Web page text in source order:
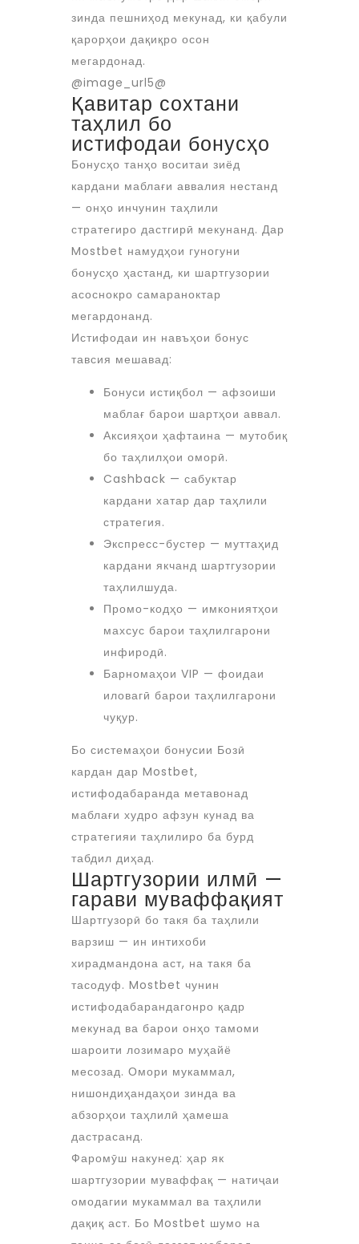
зинда пешниҳод мекунад, ки қабули
қарорҳои дақиқро осон
мегардонад.
@image_url5@
Қавитар сохтани
таҳлил бо
истифодаи бонусҳо
Бонусҳо танҳо воситаи зиёд
кардани маблағи аввалия нестанд
— онҳо инчунин таҳлили
стратегиро дастгирӣ мекунанд. Дар
Mostbet намудҳои гуногуни
бонусҳо ҳастанд, ки шартгузории
асоснокро самараноктар
мегардонанд.
Истифодаи ин навъҳои бонус
тавсия мешавад:
Бонуси истиқбол — афзоиши
маблағ барои шартҳои аввал.
Аксияҳои ҳафтаина — мутобиқ
бо таҳлилҳои оморӣ.
Cashback — сабуктар
кардани хатар дар таҳлили
стратегия.
Экспресс-бустер — муттаҳид
кардани якчанд шартгузории
таҳлилшуда.
Промо-кодҳо — имкониятҳои
махсус барои таҳлилгарони
инфиродӣ.
Барномаҳои VIP — фоидаи
иловагӣ барои таҳлилгарони
чуқур.
Бо системаҳои бонусии Бозӣ
кардан дар Mostbet,
истифодабаранда метавонад
маблағи худро афзун кунад ва
стратегияи таҳлилиро ба бурд
табдил диҳад.
Шартгузории илмӣ —
гарави муваффақият
Шартгузорӣ бо такя ба таҳлили
варзиш — ин интихоби
хирадмандона аст, на такя ба
тасодуф. Mostbet чунин
истифодабарандагонро қадр
мекунад ва барои онҳо тамоми
шароити лозимаро муҳайё
месозад. Омори мукаммал,
нишондиҳандаҳои зинда ва
абзорҳои таҳлилӣ ҳамеша
дастрасанд.
Фаромӯш накунед: ҳар як
шартгузории муваффақ — натиҷаи
омодагии мукаммал ва таҳлили
дақиқ аст. Бо Mostbet шумо на